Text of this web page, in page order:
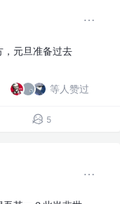
，元旦准备过去
等人赞过
5